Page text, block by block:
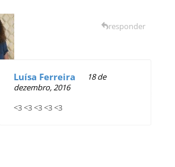
Luísa Ferreira
18 de
dezembro, 2016
<3 <3 <3 <3 <3
responder